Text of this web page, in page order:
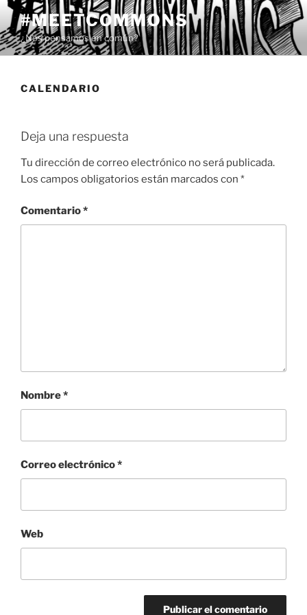
Saltar
contenido
#MEETCOMMONS
¿Nos pensamos en común?
CALENDARIO
Deja una respuesta
Tu dirección de correo electrónico no será publicada.
Los campos obligatorios están marcados con *
Comentario*
Nombre*
Correo electrónico*
Web